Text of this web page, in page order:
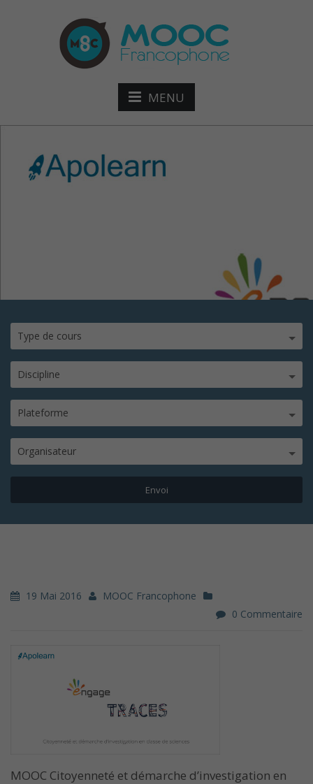
MENU
MOOC Citoyenneté et
Type de cours
Discipline
Plateforme
Organisateur
19 Mai 2016
MOOC Francophone
0 Commentaire
MOOC Citoyenneté et démarche d’investigation en